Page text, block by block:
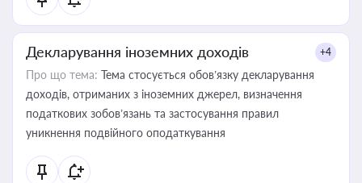
Декларування іноземних доходів +4
Про що тема: Тема стосується обов’язку декларування
доходів, отриманих з іноземних джерел, визначення
податкових зобов’язань та застосування правил
уникнення подвійного оподаткування